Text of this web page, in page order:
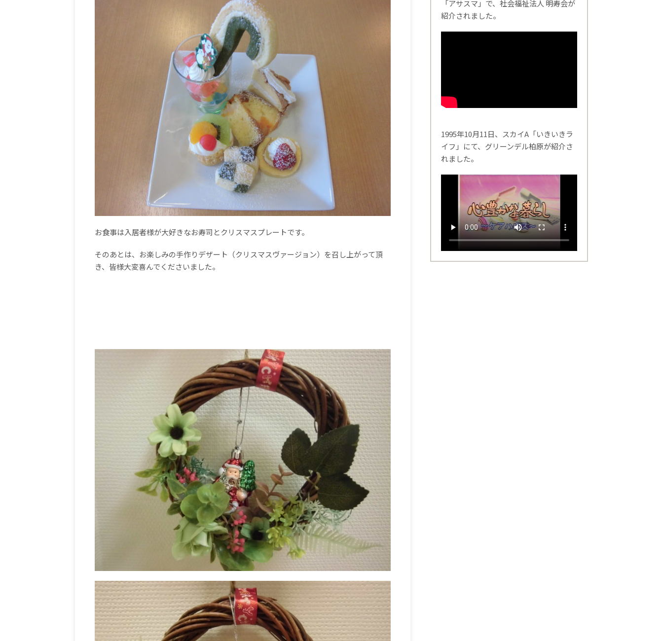
お食事は入居者様が大好きなお寿司とクリスマスプレートです。
そのあとは、お楽しみの手作りデザート（クリスマスヴァージョン）を召し上がって頂
き、皆様大変喜んでくださいました。
「アサスマ」で、社会福祉法人 明寿会が
紹介されました。
1995年10月11日、スカイA「いきいきラ
イフ」にて、グリーンデル柏原が紹介さ
れました。